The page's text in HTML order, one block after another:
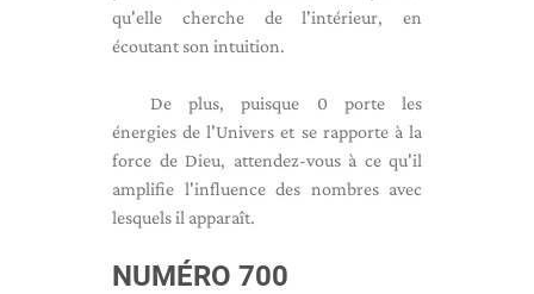
qu'elle cherche de l'intérieur, en
écoutant son intuition.
De plus, puisque 0 porte les
énergies de l'Univers et se rapporte à la
force de Dieu, attendez-vous à ce qu'il
amplifie l'influence des nombres avec
lesquels il apparaît.
NUMÉRO 700